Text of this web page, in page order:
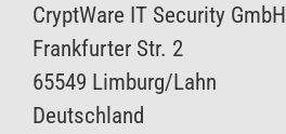
CryptWare IT Security GmbH
Frankfurter Str. 2
65549 Limburg/Lahn
Deutschland